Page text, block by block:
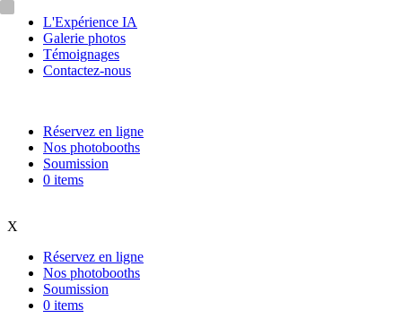
L'Expérience IA
Galerie photos
Témoignages
Contactez-nous
Réservez en ligne
Nos photobooths
Soumission
0 items
X
Réservez en ligne
Nos photobooths
Soumission
0 items